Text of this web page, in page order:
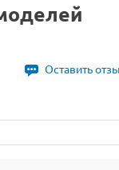
Оставить